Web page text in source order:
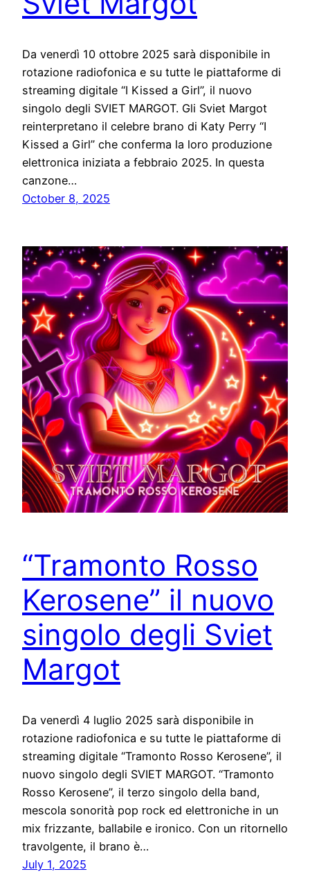
Da venerdì 10 ottobre 2025 sarà disponibile in
rotazione radiofonica e su tutte le piattaforme di
streaming digitale “I Kissed a Girl”, il nuovo
singolo degli SVIET MARGOT. Gli Sviet Margot
reinterpretano il celebre brano di Katy Perry “I
Kissed a Girl” che conferma la loro produzione
elettronica iniziata a febbraio 2025. In questa
canzone…
October 8, 2025
“Tramonto Rosso
Kerosene” il nuovo
singolo degli Sviet
Margot
Da venerdì 4 luglio 2025 sarà disponibile in
rotazione radiofonica e su tutte le piattaforme di
streaming digitale “Tramonto Rosso Kerosene”, il
nuovo singolo degli SVIET MARGOT. “Tramonto
Rosso Kerosene”, il terzo singolo della band,
mescola sonorità pop rock ed elettroniche in un
mix frizzante, ballabile e ironico. Con un ritornello
travolgente, il brano è…
July 1, 2025